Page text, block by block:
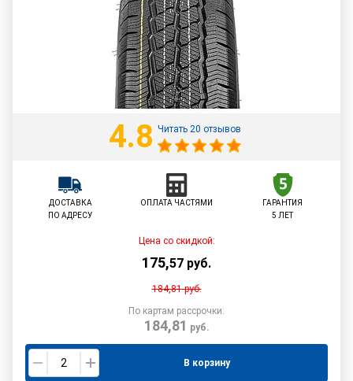
4.8 Читать 20 отзывов
ДОСТАВКА
ПО АДРЕСУ
ОПЛАТА ЧАСТЯМИ
ГАРАНТИЯ
5 ЛЕТ
Цена со скидкой:
175,57 руб.
184,81руб.
По картам рассрочки:
184,81 руб.
В корзину